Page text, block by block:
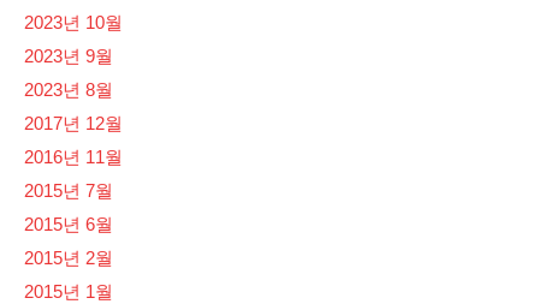
2023년 10월
2023년 9월
2023년 8월
2017년 12월
2016년 11월
2015년 7월
2015년 6월
2015년 2월
2015년 1월